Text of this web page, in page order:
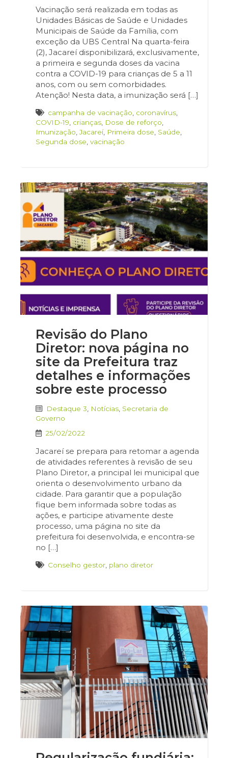
Vacinação será realizada em todas as
Unidades Básicas de Saúde e Unidades
Municipais de Saúde da Família, com
exceção da UBS Central Na quarta-feira
(2), Jacareí disponibilizará, exclusivamente,
a primeira e segunda doses da vacina
contra a COVID-19 para crianças de 5 a 11
anos, com ou sem comorbidades.
Atenção! Nesta data, a imunização será […]
campanha de vacinação coronavírus
COVID-19 crianças Dose de reforço
Imunização ,Jacareí, Primeira dose Saúde
Segunda dose vacinação
Revisão do Plano
Diretor: nova página no
site da Prefeitura traz
detalhes e informações
sobre este processo
Destaque 3 Notícias Secretaria de
Governo
25/02/2022
Jacareí se prepara para retomar a agenda
de atividades referentes à revisão de seu
Plano Diretor, a principal lei municipal que
orienta o desenvolvimento urbano da
cidade. Para garantir que a população
fique bem informada sobre todas as
ações, e participe ativamente deste
processo, uma página no site da
prefeitura foi desenvolvida, e encontra-se
no […]
Conselho gestor plano diretor